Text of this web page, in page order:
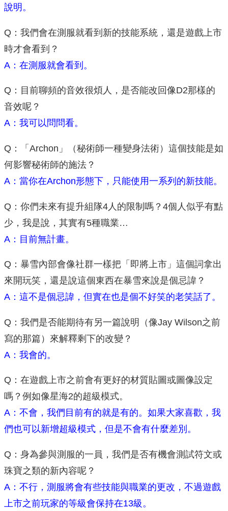
說明。
Q：我們會在測服就看到新的技能系統，還是遊戲上市
時才會看到？
A：在測服就會看到。
Q：目前聊頻的音效很煩人，是否能改回像D2那樣的
音效呢？
A：我可以問問看。
Q：「Archon」（秘術師一種變身法術）這個技能是如
何影響秘術師的施法？
A：當你在Archon形態下，只能使用一系列的新技能。
Q：你們未來有提升組隊4人的限制嗎？4個人似乎有點
少，我是說，其實有5種職業…
A：目前無計畫。
Q：暴雪內部會像社群一樣把「即將上市」這個詞拿出
來開玩笑，還是說這個東西在暴雪來說是個忌諱？
A：這不是個忌諱，但實在也是個不好笑的老笑話了。
Q：我們是否能期待有另一篇說明（像Jay Wilson之前
寫的那篇）來解釋剩下的改變？
A：我會的。
Q：在遊戲上市之前會有更好的材質貼圖或圖像設定
嗎？例如像星海2的超級模式。
A：不會，我們目前有的就是有的。如果大家喜歡，我
們也可以新增超級模式，但是不會有什麼差別。
Q：身為參與測服的一員，我們是否有機會測試符文或
珠寶之類的新內容呢？
A：不行，測服將會有些技能與職業的更改，不過遊戲
上市之前玩家的等級會保持在13級。